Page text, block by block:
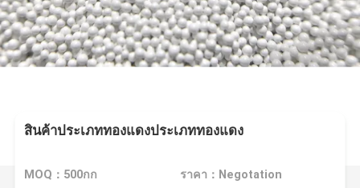
สินค้าประเภททองแดงประเภททองแดง
MOQ：500กก ราคา：Negotation